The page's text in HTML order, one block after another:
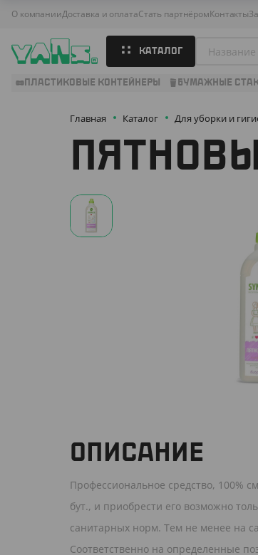
О компанииДоставка и оплатаСтать партнёромКонтакты
КАТАЛОГ
ПЛАСТИКОВЫЕ КОНТЕЙНЕРЫ БУМАЖНЫЕ
Главная Каталог Для уборки и
ОПИСАНИЕ
Профессиональное средство, 100%
бут., и приобрести его возможно
санитарных норм. Тем не менее на
Соответственно на определенные